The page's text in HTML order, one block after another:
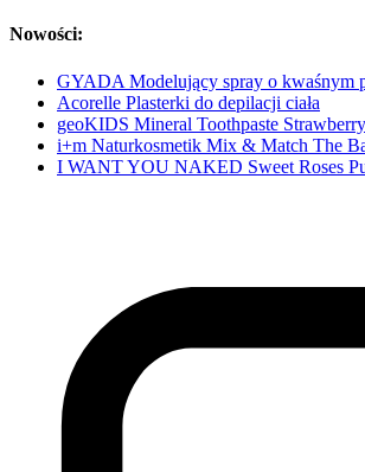
Nowości:
GYADA Modelujący spray o kwaśnym
Acorelle Plasterki do depilacji ciała
geoKIDS Mineral Toothpaste
i+m Naturkosmetik Mix & Match The
I WANT YOU NAKED Sweet Roses